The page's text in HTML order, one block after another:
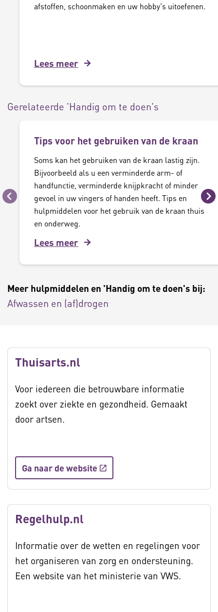
afstoffen, schoonmaken en uw hobby's uitoefenen.
Lees meer
Gerelateerde 'Handig om te doen's
Vorige
Tips voor het gebruiken van de kraan
Soms kan het gebruiken van de kraan lastig zijn.
Bijvoorbeeld als u een verminderde arm- of
handfunctie, verminderde knijpkracht of minder
gevoel in uw vingers of handen heeft. Tips en
hulpmiddelen voor het gebruik van de kraan thuis
en onderweg.
Lees meer
Meer hulpmiddelen en 'Handig om te doen's bij:
Afwassen en (af)drogen
Thuisarts.nl
Voor iedereen die betrouwbare informatie
zoekt over ziekte en gezondheid. Gemaakt
door artsen.
Ga naar de website
Regelhulp.nl
Informatie over de wetten en regelingen voor
het organiseren van zorg en ondersteuning.
Een website van het ministerie van VWS.